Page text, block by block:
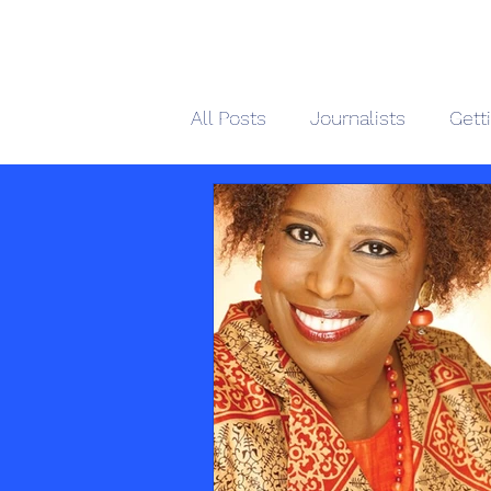
All Posts Journalists